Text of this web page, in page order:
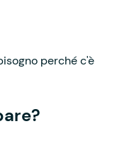
perché c'è